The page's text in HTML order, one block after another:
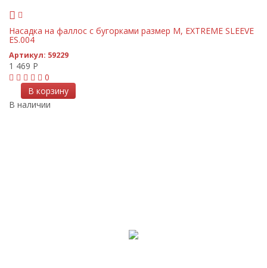
Насадка на фаллос с бугорками размер M, EXTREME SLEEVE
ES.004
Артикул: 59229
1 469 Р
0
В корзину
В наличии